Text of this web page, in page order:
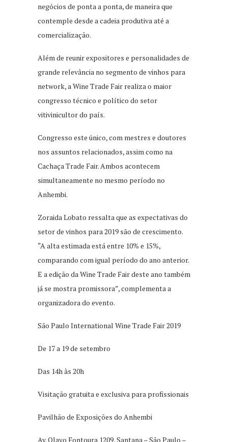
negócios de ponta a ponta, de maneira que
contemple desde a cadeia produtiva até a
comercialização.
Além de reunir expositores e personalidades de
grande relevância no segmento de vinhos para
network, a Wine Trade Fair realiza o maior
congresso técnico e político do setor
vitivinicultor do país.
Congresso este único, com mestres e doutores
nos assuntos relacionados, assim como na
Cachaça Trade Fair. Ambos acontecem
simultaneamente no mesmo período no
Anhembi.
Zoraida Lobato ressalta que as expectativas do
setor de vinhos para 2019 são de crescimento.
“A alta estimada está entre 10% e 15%,
comparando com igual período do ano anterior.
E a edição da Wine Trade Fair deste ano também
já se mostra promissora”, complementa a
organizadora do evento.
São Paulo International Wine Trade Fair 2019
De 17 a 19 de setembro
Das 14h às 20h
Visitação gratuita e exclusiva para profissionais
Pavilhão de Exposições do Anhembi
Av. Olavo Fontoura 1209, Santana – São Paulo –